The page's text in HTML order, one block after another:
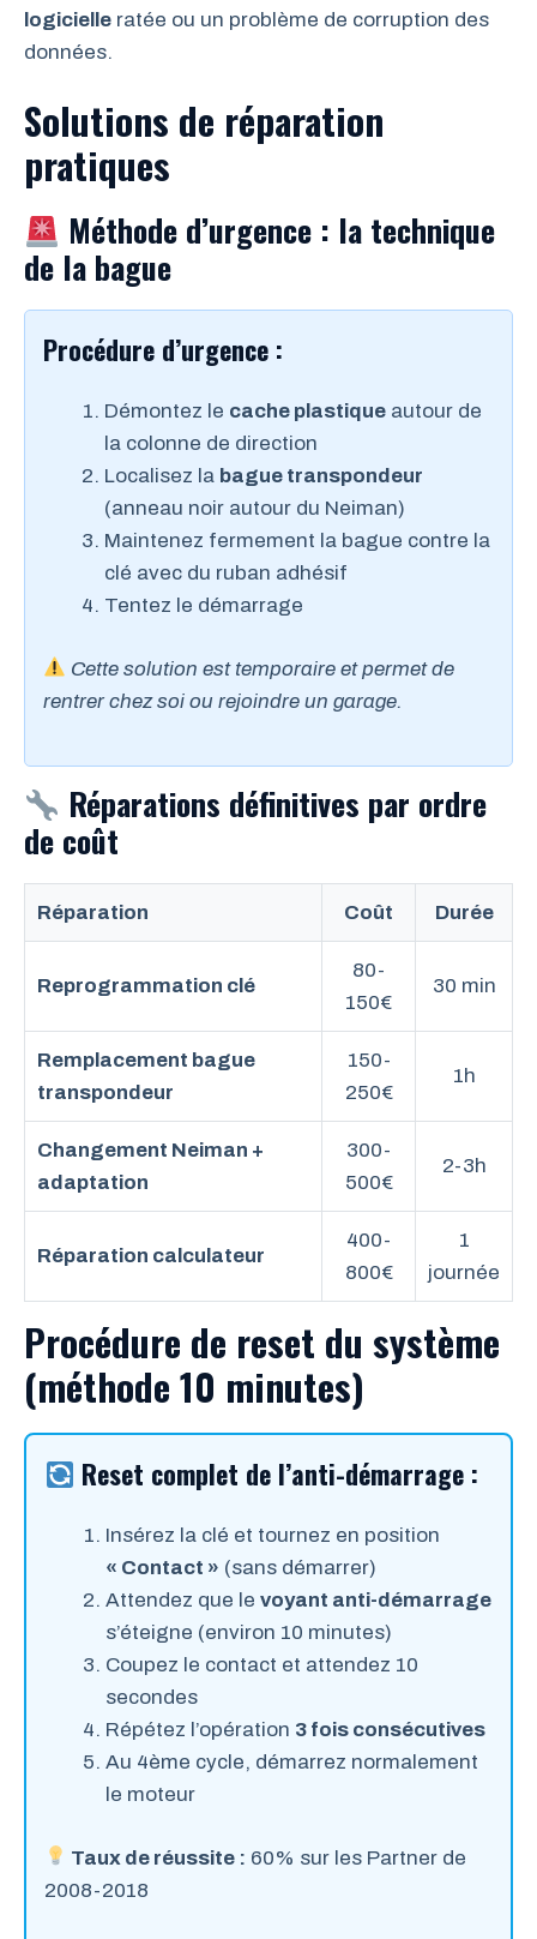
logicielle ratée ou un problème de corruption des
données.
Solutions de réparation
pratiques
Méthode d’urgence : la technique
de la bague
Procédure d’urgence :
Démontez le cache plastique autour de
la colonne de direction
Localisez la bague transpondeur
(anneau noir autour du Neiman)
Maintenez fermement la bague contre la
clé avec du ruban adhésif
Tentez le démarrage
Cette solution est temporaire et permet de
rentrer chez soi ou rejoindre un garage.
Réparations définitives par ordre
de coût
Réparation Coût Durée
Reprogrammation clé
80-
150€
30 min
Remplacement bague
transpondeur
150-
250€
1h
Changement Neiman +
adaptation
300-
500€
2-3h
Réparation calculateur
400-
800€
1
journée
Procédure de reset du système
(méthode 10 minutes)
Reset complet de l’anti-démarrage :
Insérez la clé et tournez en position
« Contact » (sans démarrer)
Attendez que le voyant anti-démarrage
s’éteigne (environ 10 minutes)
Coupez le contact et attendez 10
secondes
Répétez l’opération 3 fois consécutives
Au 4ème cycle, démarrez normalement
le moteur
Taux de réussite : 60% sur les Partner de
2008-2018